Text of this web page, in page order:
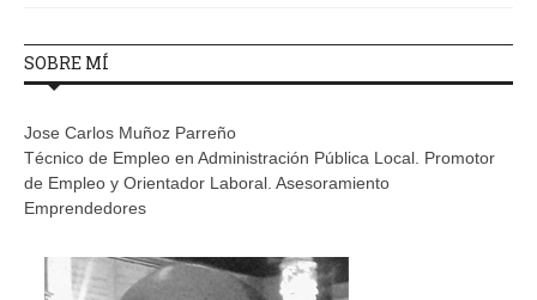
SOBRE MÍ
Jose Carlos Muñoz Parreño
Técnico de Empleo en Administración Pública Local. Promotor
de Empleo y Orientador Laboral. Asesoramiento
Emprendedores